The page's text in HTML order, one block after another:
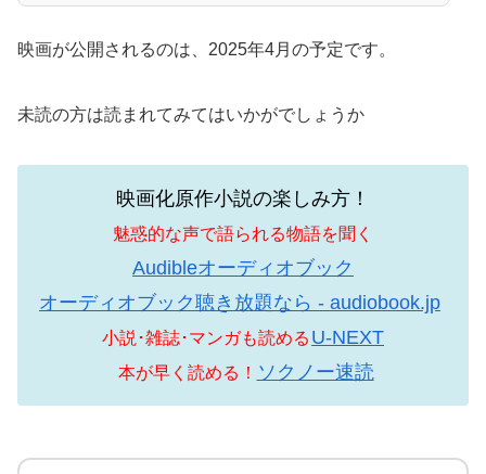
映画が公開されるのは、2025年4月の予定です。
未読の方は読まれてみてはいかがでしょうか
映画化原作小説の楽しみ方！
魅惑的な声で語られる物語を聞く
Audibleオーディオブック
オーディオブック聴き放題なら - audiobook.jp
小説･雑誌･マンガも読める U-NEXT
本が早く読める！ ソクノー速読